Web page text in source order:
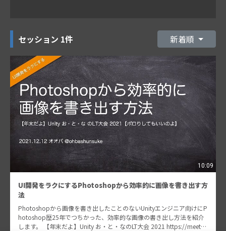
セッション 1件 新着順
10:09
UI開発をラクにするPhotoshopから効率的に画像を書き出す方
法
Photoshopから画像を書き出したことのないUnityエンジニア向けにP
hotoshop歴25年でつちかった、効率的な画像の書き出し方法を紹介
します。 【年末だよ】Unity お・と・なのLT大会 2021 https://meetu